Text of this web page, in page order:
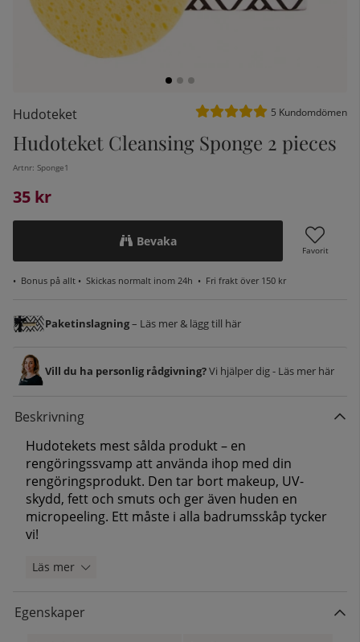
Hudoteket Medelbetyg 5 av 5 Antal
5 Kundomdömen
Hudoteket Cleansing Sponge 2 pieces
Artnr: Sponge1
35 kr
Bevaka
Favorit
• Bonus på allt • Skickas normalt inom 24h • Fri frakt över 150 kr
Paketinslagning– Läs mer & lägg till här
Vill du ha personlig rådgivning?Vi hjälper dig - Läs mer här
Beskrivning
Hudotekets mest sålda produkt – en
rengöringssvamp att använda ihop med din
rengöringsprodukt. Den tar bort makeup, UV-
skydd, fett och smuts och ger även huden en
micropeeling. Ett måste i alla badrumsskåp tycker
vi!
Läs mer
Egenskaper